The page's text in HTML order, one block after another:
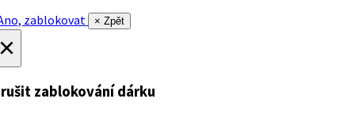
zablokovat
× Zpět
zablokování dárku